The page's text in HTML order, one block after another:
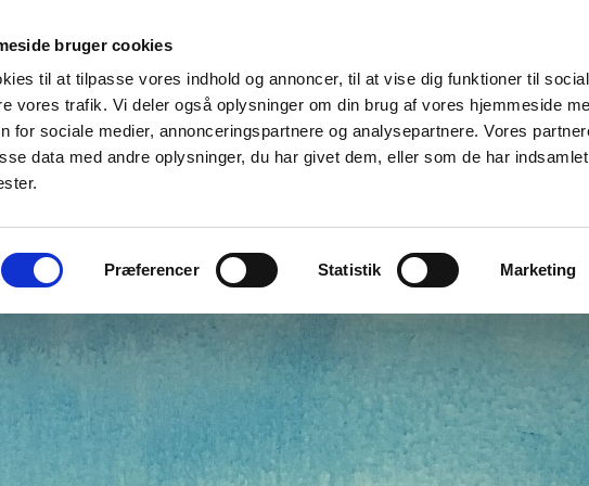
bruger cookies
til at tilpasse vores indhold og annoncer, til at vise dig funktioner til
vores trafik. Vi deler også oplysninger om din brug af vores hjemmeside
for sociale medier, annonceringspartnere og analysepartnere. Vores
data med andre oplysninger, du har givet dem, eller som de har
Præferencer Statistik Marketing
CV INSPIRATION PAINTINGS MALERIER PROCESSER
- KØBENHAVN GALLERI EWALD GALLERI ELANDER
BILLEDKUNST
SØSTJERNEN RÅGELEJEKUNSTNERE KONTAKT